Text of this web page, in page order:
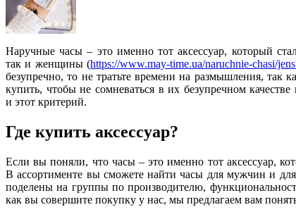
Наручные часы – это именно тот аксессуар, который
так и женщины (https://www.may-time.ua/naruchnie-chasi/
безупречно, то не тратьте времени на размышления,
купить, чтобы не сомневаться в их безупречном
и этот критерий.
Где купить аксессуар?
Если вы поняли, что часы – это именно тот аксессуар,
В ассортименте вы сможете найти часы для мужчин и
поделены на группы по производителю,
как вы совершите покупку у нас, мы предлагаем вам